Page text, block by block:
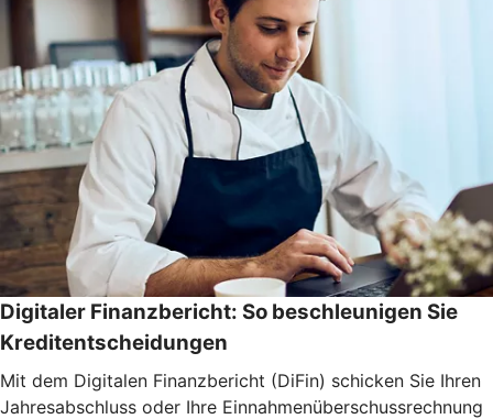
Digitaler Finanzbericht: So beschleunigen Sie
Kreditentscheidungen
Mit dem Digitalen Finanzbericht (DiFin) schicken Sie Ihren
Jahresabschluss oder Ihre Einnahmenüberschussrechnung